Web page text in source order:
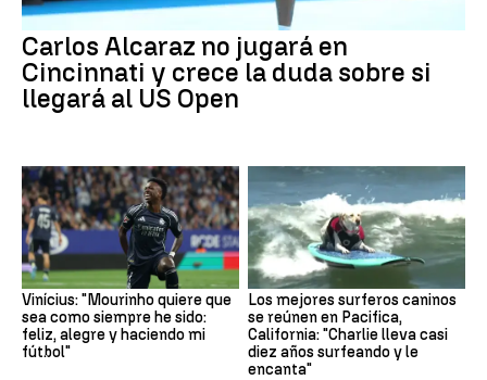
Carlos Alcaraz no jugará en
Cincinnati y crece la duda sobre si
llegará al US Open
Vinícius: "Mourinho quiere que
sea como siempre he sido:
feliz, alegre y haciendo mi
fútbol"
Los mejores surferos caninos
se reúnen en Pacifica,
California: "Charlie lleva casi
diez años surfeando y le
encanta"